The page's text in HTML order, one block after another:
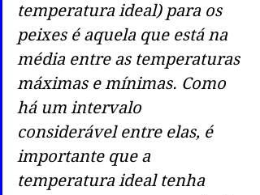
temperatura ideal) para os
peixes é aquela que está na
média entre as temperaturas
máximas e mínimas. Como
há um intervalo
considerável entre elas, é
importante que a
temperatura ideal tenha